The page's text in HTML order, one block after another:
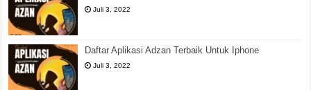
Juli 3, 2022
Daftar Aplikasi Adzan Terbaik Untuk Iphone
Juli 3, 2022